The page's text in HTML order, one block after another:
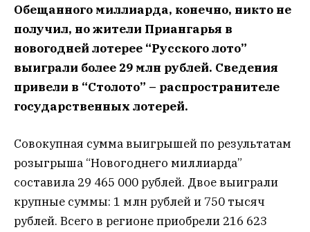
Обещанного миллиарда, конечно, никто не
получил, но жители Приангарья в
новогодней лотерее “Русского лото”
выиграли более 29 млн рублей. Сведения
привели в “Столото” – распространителе
государственных лотерей.
Совокупная сумма выигрышей по результатам
розыгрыша “Новогоднего миллиарда”
составила 29 465 000 рублей. Двое выиграли
крупные суммы: 1 млн рублей и 750 тысяч
рублей. Всего в регионе приобрели 216 623